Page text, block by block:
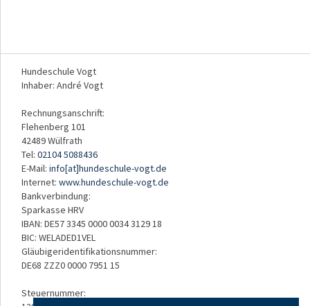
Hundeschule Vogt
Inhaber: André Vogt
Rechnungsanschrift:
Flehenberg 101
42489 Wülfrath
Tel: 02104 5088436
E-Mail: info[at]hundeschule-vogt.de
Internet: www.hundeschule-vogt.de
Bankverbindung:
Sparkasse HRV
IBAN: DE57 3345 0000 0034 3129 18
BIC: WELADED1VEL
Gläubigeridentifikationsnummer:
DE68 ZZZ0 0000 7951 15
Steuernummer: